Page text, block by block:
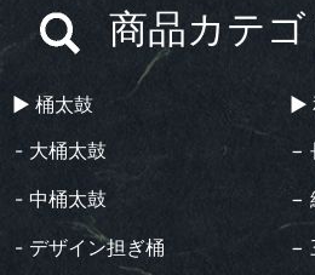
商品カテ
▶︎ 桶太鼓
- 大桶太鼓
- 中桶太鼓
- デザイン担ぎ桶
▶︎
−
−
−